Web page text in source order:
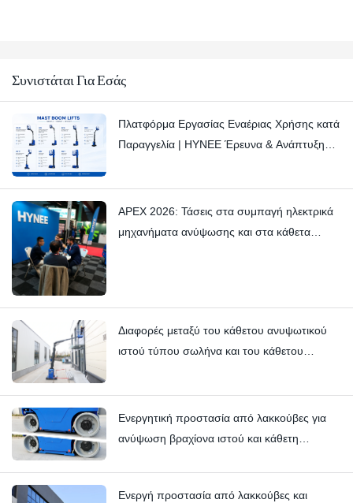
Συνιστάται Για Εσάς
Πλατφόρμα Εργασίας Εναέριας Χρήσης κατά
Παραγγελία | HYNEE Έρευνα & Ανάπτυξη
APEX 2026: Τάσεις στα συμπαγή ηλεκτρικά
μηχανήματα ανύψωσης και στα κάθετα
Διαφορές μεταξύ του κάθετου ανυψωτικού
ιστού τύπου σωλήνα και του κάθετου
Ενεργητική προστασία από λακκούβες για
ανύψωση βραχίονα ιστού και κάθετη
Ενεργή προστασία από λακκούβες και